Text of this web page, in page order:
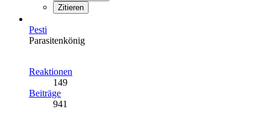
Zitieren
Pesti
Parasitenkönig
Reaktionen
149
Beiträge
941